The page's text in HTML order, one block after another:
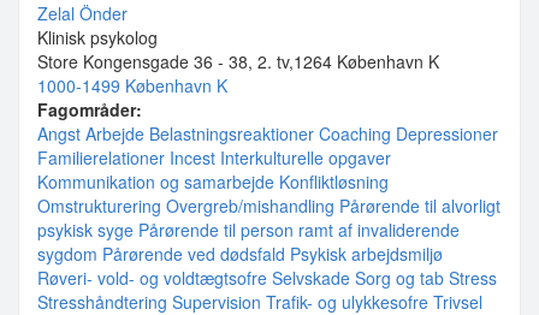
Zelal Önder
Klinisk psykolog
Store Kongensgade 36 - 38, 2. tv,1264 København K
1000-1499 København K
Fagområder:
Angst Arbejde Belastningsreaktioner Coaching Depressioner
Familierelationer Incest Interkulturelle opgaver
Kommunikation og samarbejde Konfliktløsning
Omstrukturering Overgreb/mishandling Pårørende til alvorligt
psykisk syge Pårørende til person ramt af invaliderende
sygdom Pårørende ved dødsfald Psykisk arbejdsmiljø
Røveri- vold- og voldtægtsofre Selvskade Sorg og tab Stress
Stresshåndtering Supervision Trafik- og ulykkesofre Trivsel